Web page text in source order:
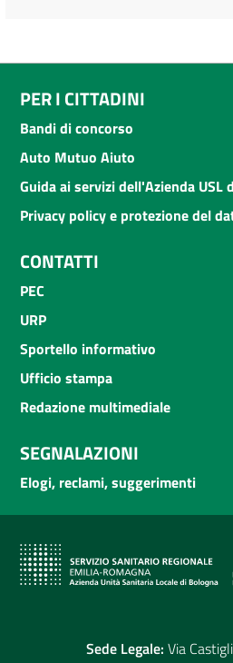
PER I CITTADINI
Bandi di concorso
Auto Mutuo Aiuto
Guida ai servizi dell'Azienda USL
Privacy policy e protezione del
CONTATTI
PEC
URP
Sportello informativo
Ufficio stampa
Redazione multimediale
SEGNALAZIONI
Elogi, reclami, suggerimenti
Sede Legale: Via